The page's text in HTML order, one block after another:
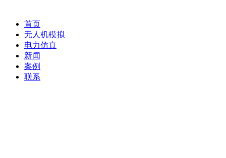
首页
无人机模拟
电力仿真
新闻
案例
联系